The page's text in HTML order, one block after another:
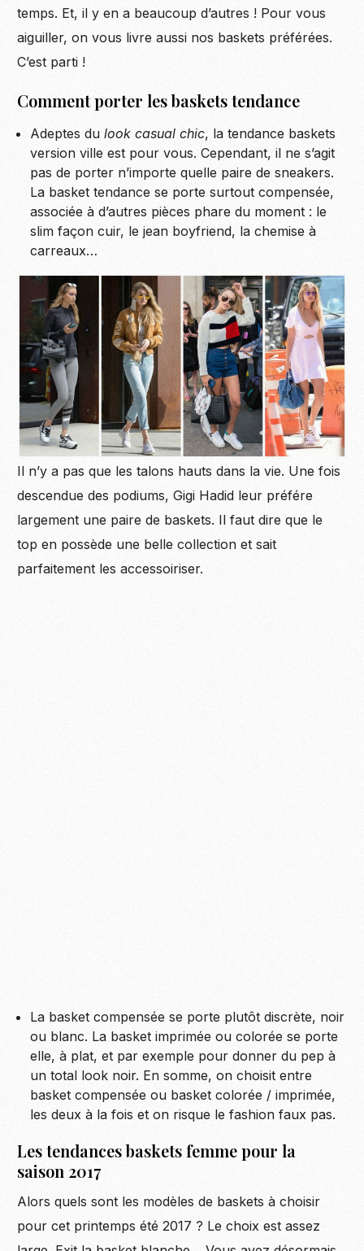
temps. Et, il y en a beaucoup d’autres ! Pour vous
aiguiller, on vous livre aussi nos baskets préférées.
C’est parti !
Comment porter les baskets tendance
Adeptes dulook casual chic, la tendance baskets
version ville est pour vous. Cependant, il ne s’agit
pas de porter n’importe quelle paire de sneakers.
La basket tendance se porte surtout compensée,
associée à d’autres pièces phare du moment : le
slim façon cuir, le jean boyfriend, la chemise à
carreaux…
Il n’y a pas que les talons hauts dans la vie. Une fois
descendue des podiums, Gigi Hadid leur préfére
largement une paire de baskets. Il faut dire que le
top en possède une belle collection et sait
parfaitement les accessoiriser.
La basket compensée se porte plutôt discrète, noir
ou blanc. La basket imprimée ou colorée se porte
elle, à plat, et par exemple pour donner du pep à
un total look noir. En somme, on choisit entre
basket compensée ou basket colorée / imprimée,
les deux à la fois et on risque le fashion faux pas.
Les tendances baskets femme pour la
saison 2017
Alors quels sont les modèles de baskets à choisir
pour cet printemps été 2017 ? Le choix est assez